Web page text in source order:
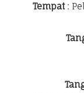
Tempat: